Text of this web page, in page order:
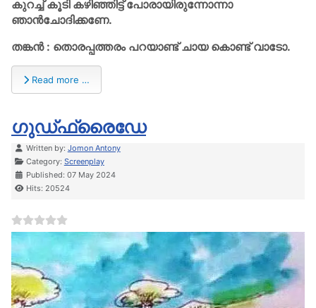
കുറച്ച് കൂടി കഴിഞ്ഞിട്ട് പോരായിരുന്നോന്നാ
ഞാൻചോദിക്കണേ.
തങ്കൻ : തൊരപ്പത്തരം പറയാണ്ട് ചായ കൊണ്ട് വാടോ.
Read more …
ഗുഡ്ഫ്രൈഡേ
Details
Written by: Jomon Antony
Category: Screenplay
Published: 07 May 2024
Hits: 20524